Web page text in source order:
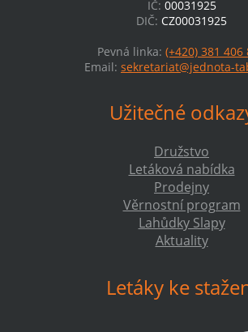
IČ: 00031925
DIČ: CZ00031925
Pevná linka: (+420) 381 406
Email: sekretariat@jednota-
Užitečné
Družstvo
Letáková nabídka
Prodejny
Věrnostní program
Lahůdky Slapy
Aktuality
Letáky ke